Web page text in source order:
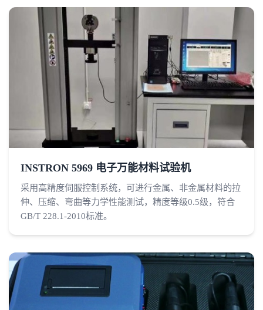
INSTRON 5969 电子万能材料试验机
采用高精度伺服控制系统，可进行金属、非金属材料的拉
伸、压缩、弯曲等力学性能测试，精度等级0.5级，符合
GB/T 228.1-2010标准。